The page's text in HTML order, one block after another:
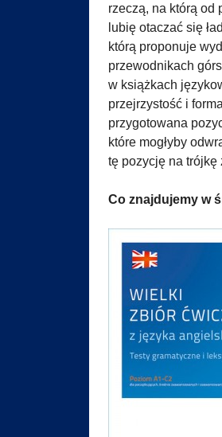
rzeczą, na którą od
lubię otaczać się
którą proponuje
przewodnikach
w książkach
przejrzystość i
przygotowana
które mogłyby
tę pozycję na trójkę
Co znajdujemy w